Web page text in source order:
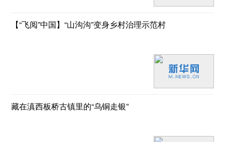
【“飞阅”中国】“山沟沟”变身乡村治理示范村
藏在滇西板桥古镇里的“乌铜走银”